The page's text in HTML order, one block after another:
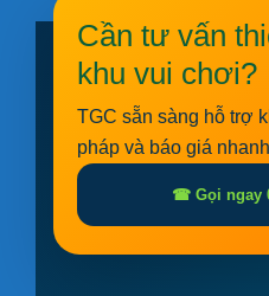
Cần tư vấn
khu vui chơi?
TGC sẵn sàng hỗ trợ
pháp và báo giá
☎ Gọi ngay